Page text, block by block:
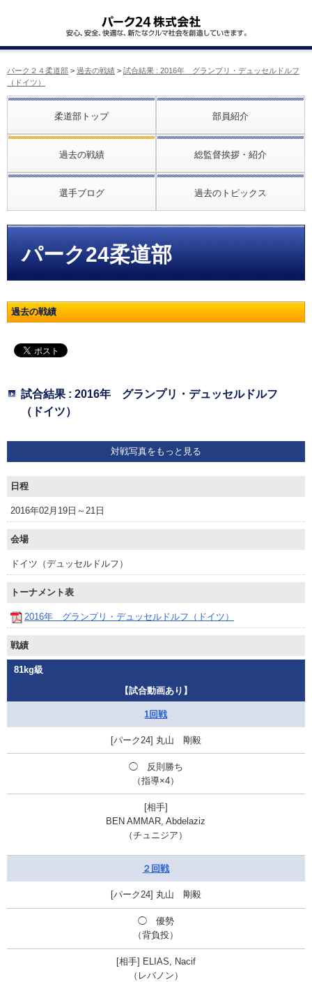
パーク２４柔道部 > 過去の戦績 > 試合結果 : 2016年 グランプリ・デュッセルドルフ
（ドイツ）
柔道部トップ 部員紹介
過去の戦績 総監督挨拶・紹介
選手ブログ 過去のトピックス
パーク24柔道部
過去の戦績
試合結果 : 2016年 グランプリ・デュッセルドルフ
（ドイツ）
対戦写真をもっと見る
日程
2016年02月19日～21日
会場
ドイツ（デュッセルドルフ）
トーナメント表
2016年 グランプリ・デュッセルドルフ（ドイツ）
戦績
81kg級
【試合動画あり】
1回戦
丸山 剛毅
◯ 反則勝ち
（指導×4）
BEN AMMAR, Abdelaziz
（チュニジア）
２回戦
丸山 剛毅
◯優勢
（背負投）
ELIAS, Nacif
（レバノン）